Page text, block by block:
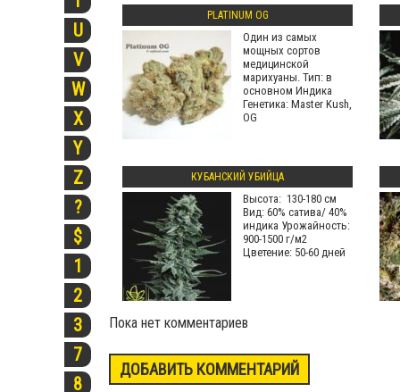
U
V
W
X
Y
Z
?
$
1
2
3
7
8
PLATINUM OG
Один из самых
мощных сортов
медицинской
марихуаны. Тип: в
основном Индика
Генетика: Master Kush,
OG
КУБАНСКИЙ УБИЙЦА
Высота: 130-180 см
Вид: 60% сатива/ 40%
индика Урожайность:
900-1500 г/м2
Цветение: 50-60 дней
Пока нет комментариев
ДОБАВИТЬ КОММЕНТАРИЙ